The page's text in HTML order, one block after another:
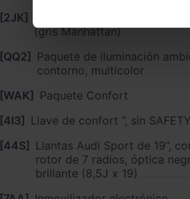
[2JK]
(gris Manhattan)
[QQ2] Paquete de iluminación
contorno, multicolor
[WAK] Paquete Confort
[4I3] Llave de confort ”, sin
[44S] Llantas Audi Sport de 19”,
rotor de 7 radios, óptica
brillante (8,5J x 19)